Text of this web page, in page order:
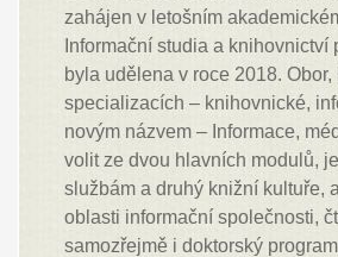
zahájen v letošním
Informační studia a
byla udělena v roce 2018.
specializacích – knihovnické,
novým názvem – Informace,
volit ze dvou hlavních modulů,
službám a druhý knižní kultuře,
oblasti informační společnosti,
samozřejmě i doktorský